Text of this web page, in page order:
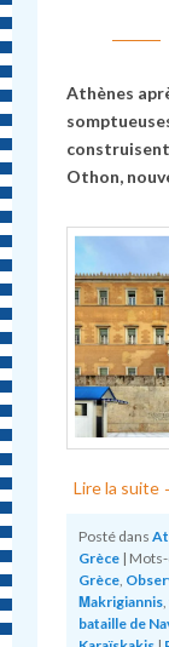
Athènes
construisent
Othon,
Lire la suite
Posté dans
Grèce |
Grèce
Μakrigiannis
bataille de